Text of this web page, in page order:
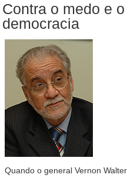
Contra o medo e
democracia
Quando o general Vernon